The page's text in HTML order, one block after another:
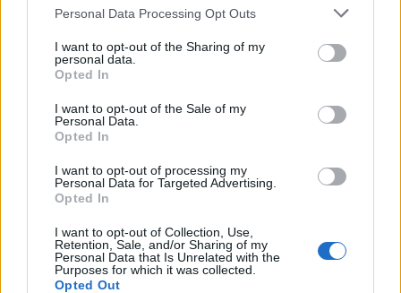
Personal Data Processing Opt Outs
I want to opt-out of the Sharing of my
personal data.
Opted In
I want to opt-out of the Sale of my
Personal Data.
Opted In
I want to opt-out of processing my
Personal Data for Targeted Advertising.
Opted In
I want to opt-out of Collection, Use,
Retention, Sale, and/or Sharing of my
Personal Data that Is Unrelated with the
Purposes for which it was collected.
Opted Out
#Nedim Sladić